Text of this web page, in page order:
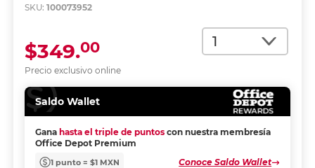
SKU: 100073952
Cantidad
Precio exclusivo online
$349.00
Saldo Wallet
Gana hasta el triple de puntos con nuestra membresía
Office Depot Premium
1 punto = $1 MXN Conoce Saldo Wallet